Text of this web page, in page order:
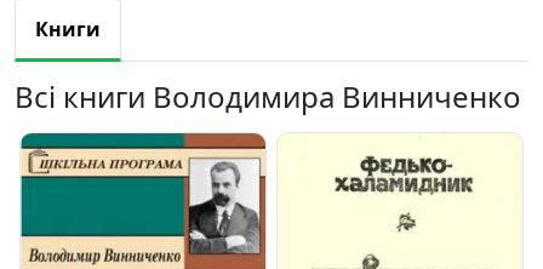
Книги
Всі книги Володимира Винниченко